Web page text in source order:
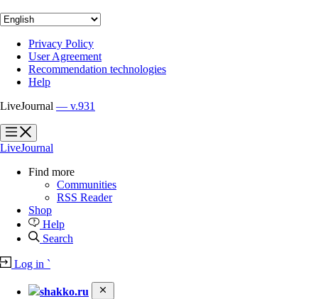
Privacy Policy
User Agreement
Recommendation technologies
Help
LiveJournal — v.931
?
?
LiveJournal
Find more
Communities
RSS Reader
Shop
Help
Search
Log in `
shakko.ru